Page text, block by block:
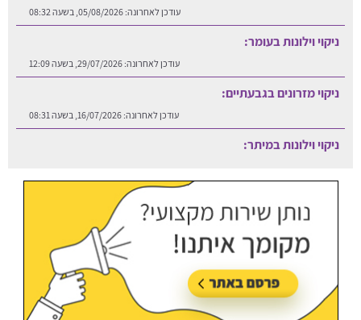
עודכן לאחרונה: 05/08/2026, בשעה 08:32
ניקוי וילונות בעומר:
עודכן לאחרונה: 29/07/2026, בשעה 12:09
ניקוי מזרונים בגבעתיים:
עודכן לאחרונה: 16/07/2026, בשעה 08:31
ניקוי וילונות במיתר: